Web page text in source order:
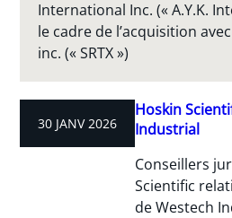
International Inc. (« A.Y.K.
le cadre de l’acquisition
inc. (« SRTX »)
30 JANV 2026
Hoskin
Industrial
Conseillers
Scientific
de Westech